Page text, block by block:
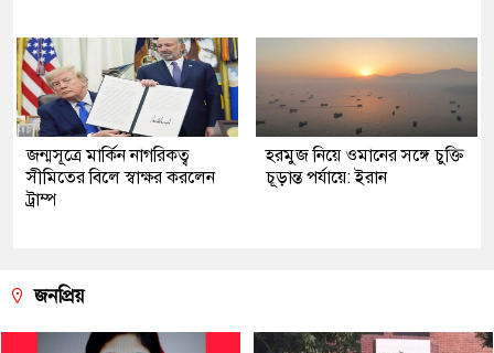
জন্মসূত্রে মার্কিন নাগরিকত্ব
সীমিতের বিলে স্বাক্ষর করলেন
ট্রাম্প
হরমুজ নিয়ে ওমানের সঙ্গে চুক্তি
চূড়ান্ত পর্যায়ে: ইরান
জনপ্রিয়